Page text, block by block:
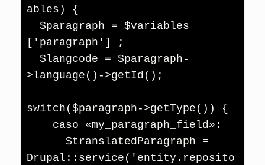
ables) {
['paragraph'] ;
>language()->getId();
switch($paragraph->getType()) {
Drupal::service('entity.reposito